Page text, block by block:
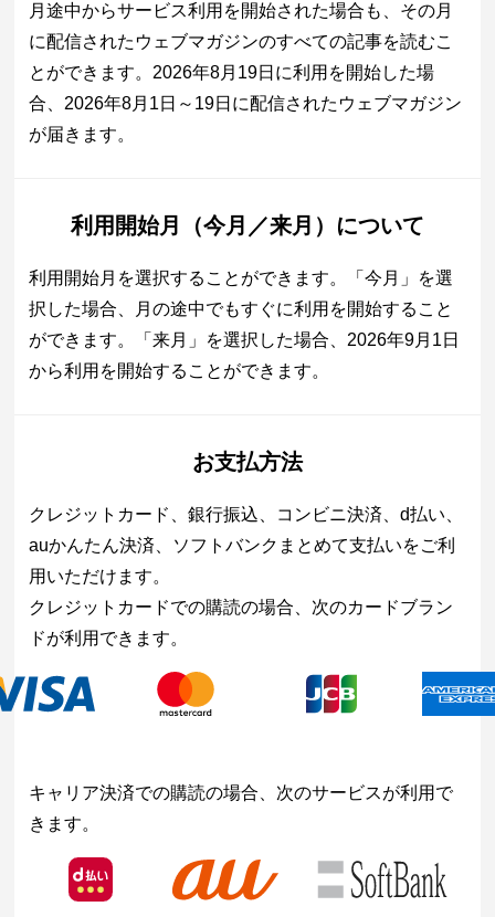
月途中からサービス利用を開始された場合も、その月
に配信されたウェブマガジンのすべての記事を読むこ
とができます。2026年8月19日に利用を開始した場
合、2026年8月1日～19日に配信されたウェブマガジン
が届きます。
利用開始月（今月／来月）について
利用開始月を選択することができます。「今月」を選
択した場合、月の途中でもすぐに利用を開始すること
ができます。「来月」を選択した場合、2026年9月1日
から利用を開始することができます。
お支払方法
クレジットカード、銀行振込、コンビニ決済、d払い、
auかんたん決済、ソフトバンクまとめて支払いをご利
用いただけます。
クレジットカードでの購読の場合、次のカードブラン
ドが利用できます。
キャリア決済での購読の場合、次のサービスが利用で
きます。